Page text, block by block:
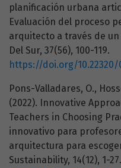
planificación urbana
Evaluación del proceso
arquitecto a través de
Del Sur, 37(56), 100-119.
https://doi.org/10.22320/
Pons-Valladares, O.,
(2022). Innovative
Teachers in Choosing
innovativo para
arquitectura para
Sustainability, 14(12), 1-27.